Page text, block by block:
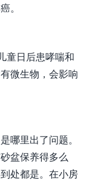
。
童日后患哮喘和
微生物，会影响
哪里出了问题。
盆保养得多么
处都是。在小房